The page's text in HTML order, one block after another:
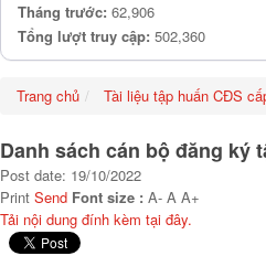
Tháng trước: 62,906
Tổng lượt truy cập: 502,360
Trang chủ Tài liệu tập huấn CĐS
Danh sách cán bộ đăng ký
Post date: 19/10/2022
Print Send Font size : A- A A+
Tải nội dung đính kèm tại đây.